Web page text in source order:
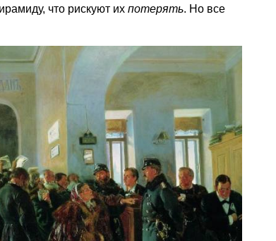
что рискуют их потерять. Но все